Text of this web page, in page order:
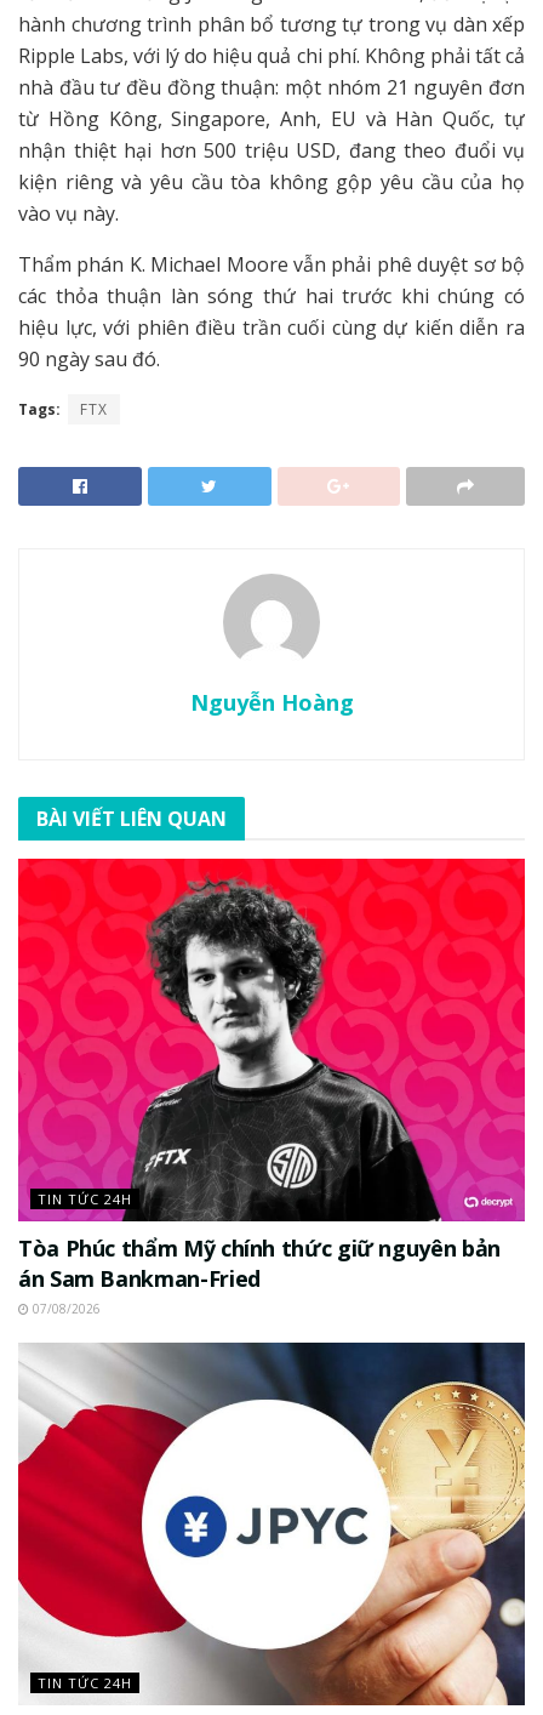
hành chương trình phân bổ tương tự trong vụ dàn xếp
Ripple Labs, với lý do hiệu quả chi phí. Không phải tất cả
nhà đầu tư đều đồng thuận: một nhóm 21 nguyên đơn
từ Hồng Kông, Singapore, Anh, EU và Hàn Quốc, tự
nhận thiệt hại hơn 500 triệu USD, đang theo đuổi vụ
kiện riêng và yêu cầu tòa không gộp yêu cầu của họ
vào vụ này.
Thẩm phán K. Michael Moore vẫn phải phê duyệt sơ bộ
các thỏa thuận làn sóng thứ hai trước khi chúng có
hiệu lực, với phiên điều trần cuối cùng dự kiến diễn ra
90 ngày sau đó.
Tags: FTX
Nguyễn Hoàng
BÀI VIẾT LIÊN QUAN
TIN TỨC 24H
Tòa Phúc thẩm Mỹ chính thức giữ nguyên bản
án Sam Bankman-Fried
07/08/2026
TIN TỨC 24H